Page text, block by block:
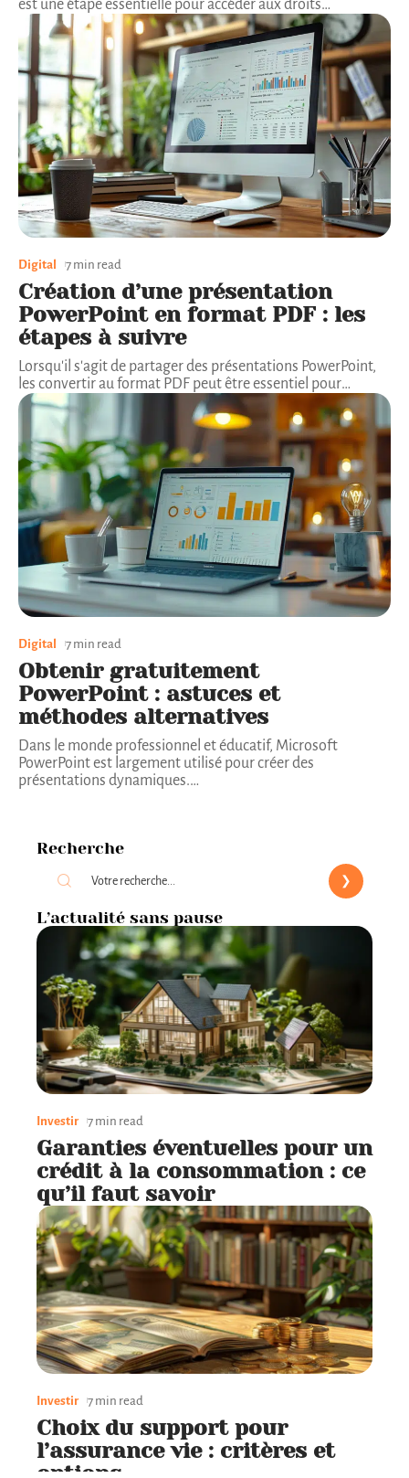
est une étape essentielle pour accéder aux droits…
Digital 7 min read
Création d’une présentation
PowerPoint en format PDF : les
étapes à suivre
Lorsqu'il s'agit de partager des présentations PowerPoint,
les convertir au format PDF peut être essentiel pour…
Digital 7 min read
Obtenir gratuitement
PowerPoint : astuces et
méthodes alternatives
Dans le monde professionnel et éducatif, Microsoft
PowerPoint est largement utilisé pour créer des
présentations dynamiques.…
Recherche
L’actualité sans pause
Investir 7 min read
Garanties éventuelles pour un
crédit à la consommation : ce
qu’il faut savoir
Investir 7 min read
Choix du support pour
l’assurance vie : critères et